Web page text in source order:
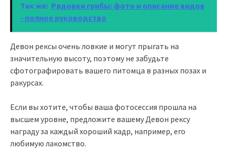
Так же: Рядовки грибы: фото и описание видов
- полное руководство
Девон рексы очень ловкие и могут прыгать на
значительную высоту, поэтому не забудьте
сфотографировать вашего питомца в разных позах и
ракурсах.
Если вы хотите, чтобы ваша фотосессия прошла на
высшем уровне, предложите вашему Девон рексу
награду за каждый хороший кадр, например, его
любимую лакомство.